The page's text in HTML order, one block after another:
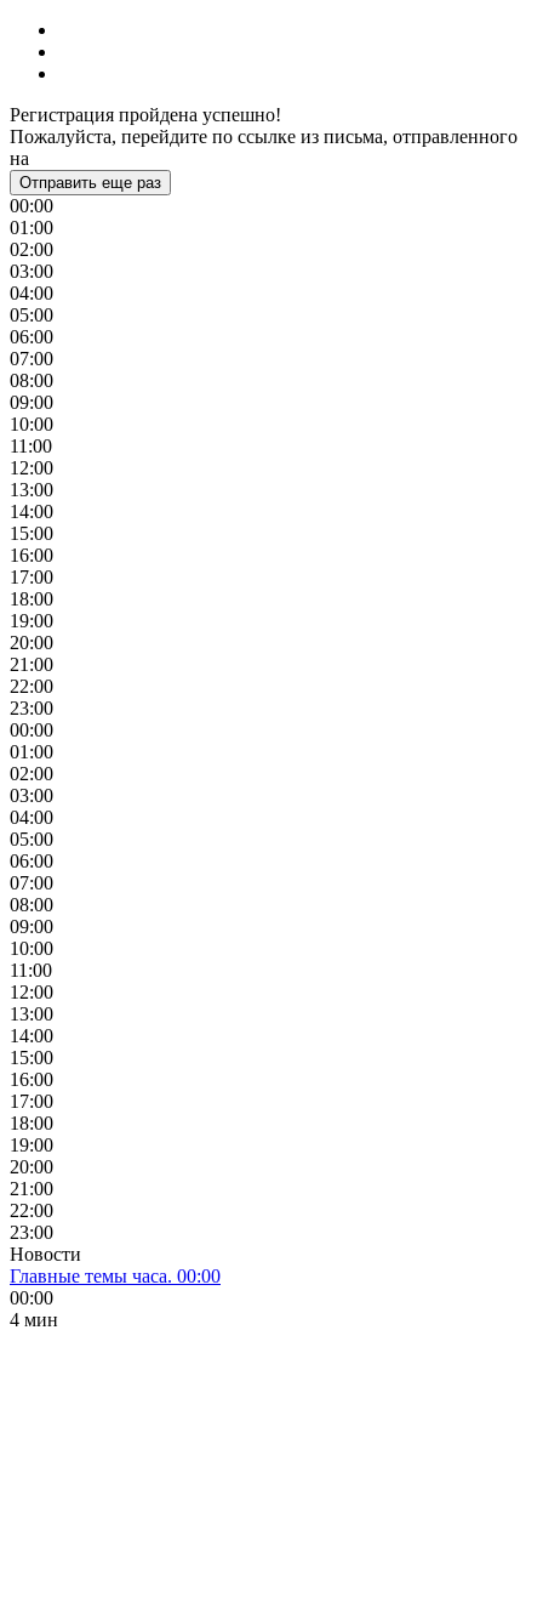
Регистрация пройдена успешно!
Пожалуйста, перейдите по ссылке из письма, отправленного
на
Отправить еще раз
00:00
01:00
02:00
03:00
04:00
05:00
06:00
07:00
08:00
09:00
10:00
11:00
12:00
13:00
14:00
15:00
16:00
17:00
18:00
19:00
20:00
21:00
22:00
23:00
00:00
01:00
02:00
03:00
04:00
05:00
06:00
07:00
08:00
09:00
10:00
11:00
12:00
13:00
14:00
15:00
16:00
17:00
18:00
19:00
20:00
21:00
22:00
23:00
Новости
Главные темы часа. 00:00
00:00
4 мин